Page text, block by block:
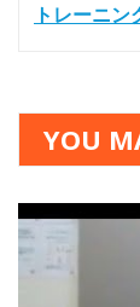
トレーニン
YOU